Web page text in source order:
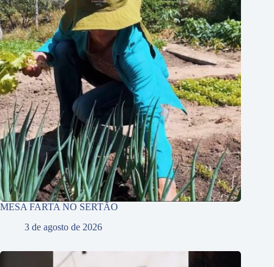
MESA FARTA NO SERTÃO
3 de agosto de 2026